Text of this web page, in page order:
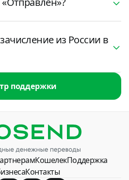
из России в
поддержки
КошелекПоддержка
Контакты